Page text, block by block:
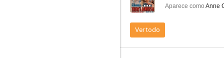
Aparece como Anne
Ver todo